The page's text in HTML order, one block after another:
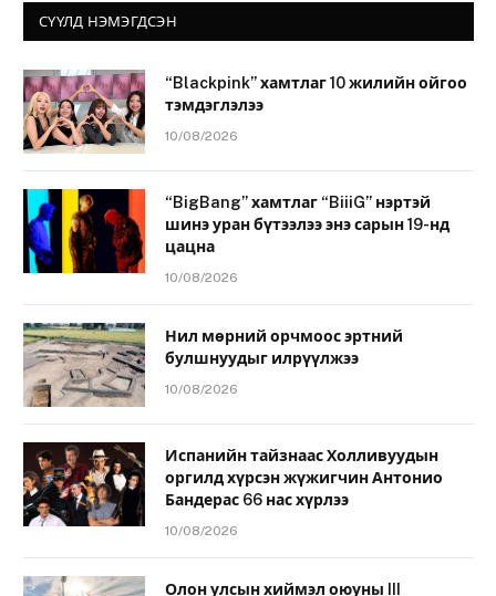
СҮҮЛД НЭМЭГДСЭН
“Blackpink” хамтлаг 10 жилийн ойгоо
тэмдэглэлээ
10/08/2026
“BigBang” хамтлаг “BiiiG” нэртэй
шинэ уран бүтээлээ энэ сарын 19-нд
цацна
10/08/2026
Нил мөрний орчмоос эртний
булшнуудыг илрүүлжээ
10/08/2026
Испанийн тайзнаас Холливуудын
оргилд хүрсэн жүжигчин Антонио
Бандерас 66 нас хүрлээ
10/08/2026
Олон улсын хиймэл оюуны III